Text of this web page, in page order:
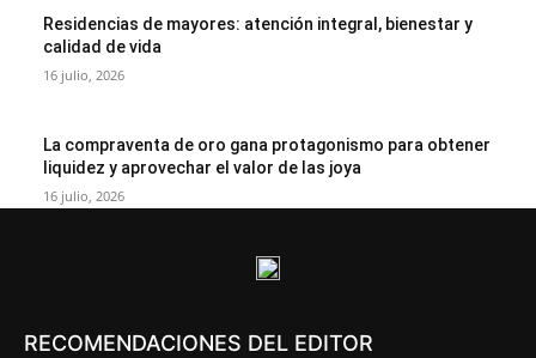
Residencias de mayores: atención integral, bienestar y
calidad de vida
16 julio, 2026
La compraventa de oro gana protagonismo para obtener
liquidez y aprovechar el valor de las joya
16 julio, 2026
RECOMENDACIONES DEL EDITOR